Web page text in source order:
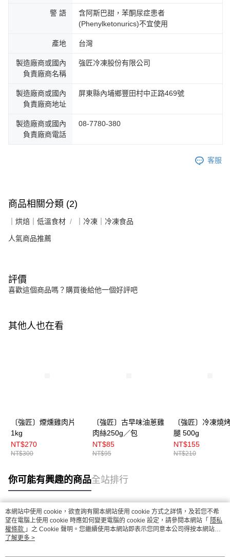
警 語
含阿斯巴甜，苯酮尿症患者
(Phenylketonurics)不宜使用
產地 台灣
製造廠商或國內
負責廠商名稱
強匠冷凍股份有限公司
製造廠商或國內
負責廠商地址
屏東縣內埔鄉豐田村中正路469號
製造廠商或國內
負責廠商電話
08-7780-380
客服
商品相關分類 (2)
｜烘焙｜低溫食材 ｜冷凍｜冷凍食品
人氣商品推薦
評價
喜歡這個商品嗎？購買後給他一個好評吧
其他人也在看
〔強匠〕煙燻雞肉片
1kg
NT$270
NT$300
〔強匠〕古早味油蔥雞
肉絲250g／包
NT$85
NT$95
〔強匠〕冷凍燒
腿 500g
NT$155
NT$210
你可能有興趣的商品全站排行
熱門標籤
本網站中使用 cookie，欲查詢有關本網站使用 cookie 方式之詳情，及若您不希
望在電腦上使用 cookie 時應如何變更電腦的 cookie 設定，請參閱本網站「 隱私
權條款 」之 Cookie 聲明。您繼續使用本網站即表示您同意本公司得按本網站使
用條款之 Cookie 聲明使用 cookie。
了解更多 >